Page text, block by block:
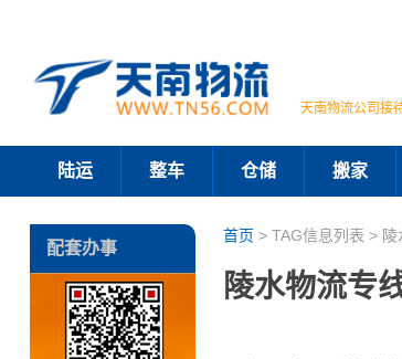
天南物流公司接
陆运 整车 仓储 搬家
首页 > TAG信息列表 >
陵水物流专
配套办事